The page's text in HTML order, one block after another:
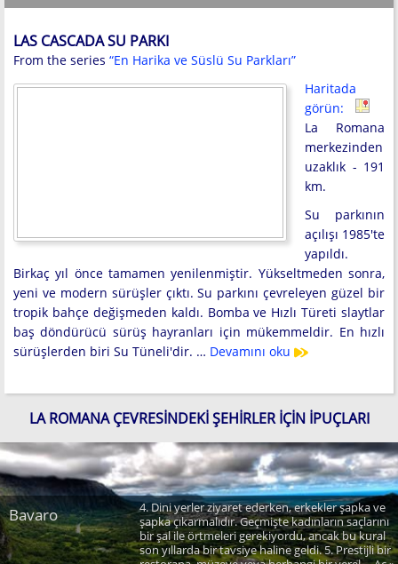
LAS CASCADA SU PARKI
From the series “En Harika ve Süslü Su Parkları”
Haritada
görün:
La Romana
merkezinden
uzaklık - 191
km.
Su parkının
açılışı 1985'te
yapıldı.
Birkaç yıl önce tamamen yenilenmiştir. Yükseltmeden sonra,
yeni ve modern sürüşler çıktı. Su parkını çevreleyen güzel bir
tropik bahçe değişmeden kaldı. Bomba ve Hızlı Türeti slaytlar
baş döndürücü sürüş hayranları için mükemmeldir. En hızlı
sürüşlerden biri Su Tüneli'dir. … Devamını oku
LA ROMANA ÇEVRESINDEKI ŞEHIRLER IÇIN İPUÇLARI
Bavaro
4. Dini yerler ziyaret ederken, erkekler şapka ve
şapka çıkarmalıdır. Geçmişte kadınların saçlarını
bir şal ile örtmeleri gerekiyordu, ancak bu kural
son yıllarda bir tavsiye haline geldi. 5. Prestijli bir